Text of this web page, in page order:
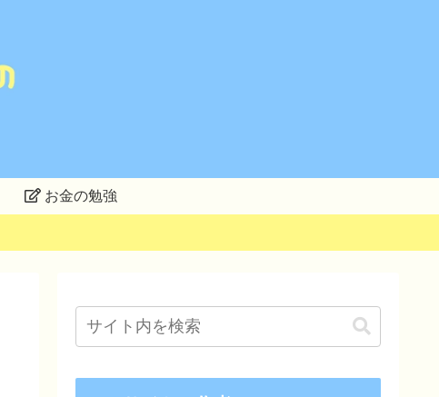
お金の勉強